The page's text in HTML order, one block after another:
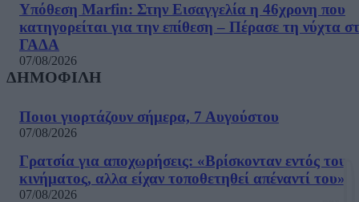
Υπόθεση Marfin: Στην Εισαγγελία η 46χρονη που
κατηγορείται για την επίθεση – Πέρασε τη νύχτα
ΓΑΔΑ
07/08/2026
ΔΗΜΟΦΙΛΗ
Ποιοι γιορτάζουν σήμερα, 7 Αυγούστου
07/08/2026
Γρατσία για αποχωρήσεις: «Bρίσκονταν εντός του
κινήματος, αλλα είχαν τοποθετηθεί απέναντί του»
07/08/2026